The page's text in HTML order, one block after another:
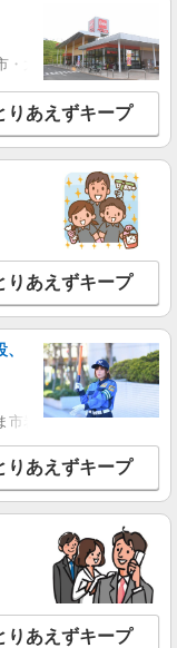
太田市・館林市・藤
りあえずキープ
りあえずキープ
市岩槻区・久喜市・蓮田
りあえずキープ
りあえずキープ